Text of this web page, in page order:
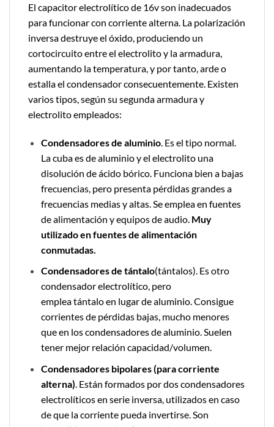
El capacitor electrolítico de 16v son inadecuados
para funcionar con corriente alterna. La polarización
inversa destruye el óxido, produciendo un
cortocircuito entre el electrolito y la armadura,
aumentando la temperatura, y por tanto, arde o
estalla el condensador consecuentemente. Existen
varios tipos, según su segunda armadura y
electrolito empleados:
Condensadores de aluminio. Es el tipo normal.
La cuba es de aluminio y el electrolito una
disolución de ácido bórico. Funciona bien a bajas
frecuencias, pero presenta pérdidas grandes a
frecuencias medias y altas. Se emplea en fuentes
de alimentación y equipos de audio. Muy
utilizado en fuentes de alimentación
conmutadas.
Condensadores de tántalo(tántalos). Es otro
condensador electrolítico, pero
emplea tántalo en lugar de aluminio. Consigue
corrientes de pérdidas bajas, mucho menores
que en los condensadores de aluminio. Suelen
tener mejor relación capacidad/volumen.
Condensadores bipolares (para corriente
alterna). Están formados por dos condensadores
electrolíticos en serie inversa, utilizados en caso
de que la corriente pueda invertirse. Son